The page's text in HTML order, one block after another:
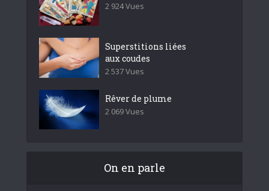
2 924 Vues
Superstitions liées
aux coudes
2 537 Vues
Rêver de plume
2 069 Vues
On en parle